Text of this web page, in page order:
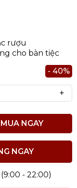
rượu
cho bàn tiệc
- 40%
+
MUA NGAY
NGAY
(9:00 - 22:00)